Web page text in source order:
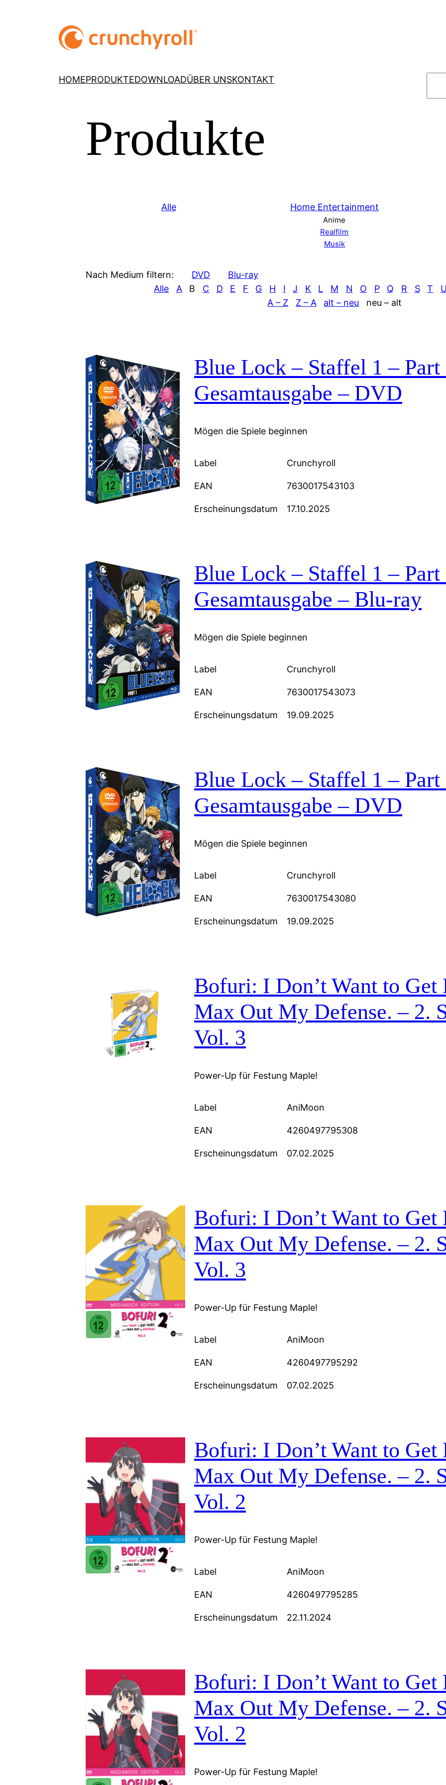
HOMEPRODUKTEDOWNLOADÜBER UNSKONTAKT
Produkte
Alle Home Entertainment
Anime
Realfilm
Musik
Nach Medium filtern: DVD
Blu-ray
Alle
A B C D E F G H I J K L M N O P Q R S T
A – Z
Z – A alt – neu neu – alt
Blue Lock – Staffel 1 – Part
Gesamtausgabe – DVD
Mögen die Spiele beginnen
Label Crunchyroll
EAN 7630017543103
Erscheinungsdatum 17.10.2025
Blue Lock – Staffel 1 – Part
Gesamtausgabe – Blu-ray
Mögen die Spiele beginnen
Label Crunchyroll
EAN 7630017543073
Erscheinungsdatum 19.09.2025
Blue Lock – Staffel 1 – Part
Gesamtausgabe – DVD
Mögen die Spiele beginnen
Label Crunchyroll
EAN 7630017543080
Erscheinungsdatum 19.09.2025
Bofuri: I Don’t Want to Get
Max Out My Defense. – 2.
Vol. 3
Power-Up für Festung Maple!
Label AniMoon
EAN 4260497795308
Erscheinungsdatum 07.02.2025
Bofuri: I Don’t Want to Get
Max Out My Defense. – 2.
Vol. 3
Power-Up für Festung Maple!
Label AniMoon
EAN 4260497795292
Erscheinungsdatum 07.02.2025
Bofuri: I Don’t Want to Get
Max Out My Defense. – 2.
Vol. 2
Power-Up für Festung Maple!
Label AniMoon
EAN 4260497795285
Erscheinungsdatum 22.11.2024
Bofuri: I Don’t Want to Get
Max Out My Defense. – 2.
Vol. 2
Power-Up für Festung Maple!